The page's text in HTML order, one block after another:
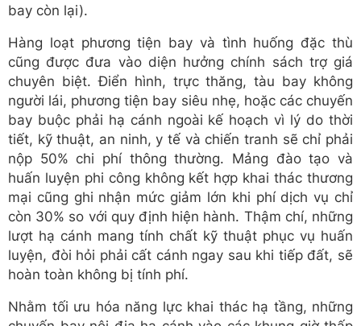
bay còn lại).
Hàng loạt phương tiện bay và tình huống đặc thù
cũng được đưa vào diện hưởng chính sách trợ giá
chuyên biệt. Điển hình, trực thăng, tàu bay không
người lái, phương tiện bay siêu nhẹ, hoặc các chuyến
bay buộc phải hạ cánh ngoài kế hoạch vì lý do thời
tiết, kỹ thuật, an ninh, y tế và chiến tranh sẽ chỉ phải
nộp 50% chi phí thông thường. Mảng đào tạo và
huấn luyện phi công không kết hợp khai thác thương
mại cũng ghi nhận mức giảm lớn khi phí dịch vụ chỉ
còn 30% so với quy định hiện hành. Thậm chí, những
lượt hạ cánh mang tính chất kỹ thuật phục vụ huấn
luyện, đòi hỏi phải cất cánh ngay sau khi tiếp đất, sẽ
hoàn toàn không bị tính phí.
Nhằm tối ưu hóa năng lực khai thác hạ tầng, những